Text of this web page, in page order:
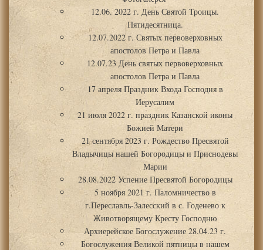
12.06. 2022 г. День Святой Троицы.
Пятидесятница.
12.07.2022 г. Святых первоверховных
апостолов Петра и Павла
12.07.23 День святых первоверховных
апостолов Петра и Павла
17 апреля Праздник Входа Господня в
Иерусалим
21 июля 2022 г. праздник Казанской иконы
Божией Матери
21 сентября 2023 г. Рождество Пресвятой
Владычицы нашей Богородицы и Приснодевы
Марии
28.08.2022 Успение Пресвятой Богородицы
5 ноября 2021 г. Паломничество в
г.Переславль-Залесский в с. Годенево к
Животворящему Кресту Господню
Архиерейское Богослужение 28.04.23 г.
Богослужения Великой пятницы в нашем